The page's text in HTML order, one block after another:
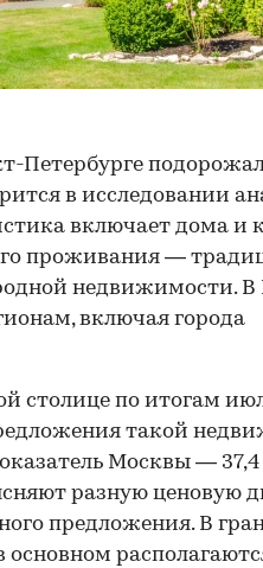
Петербурге
в исследовании
включает дома и
проживания —
недвижимости.
включая города
столице по итогам
такой
Москвы — 37,4
разную ценовую
предложения. В